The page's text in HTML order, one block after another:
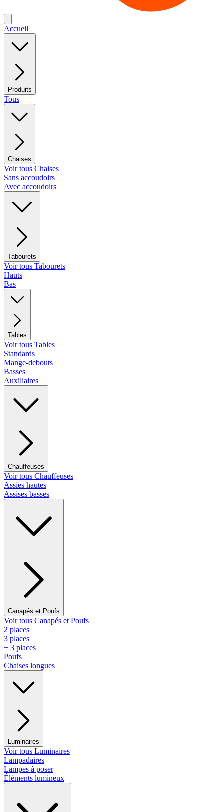
Accueil
Produits
Tous
Chaises
Voir tous Chaises
Sans accoudoirs
Avec accoudoirs
Tabourets
Voir tous Tabourets
Hauts
Bas
Tables
Voir tous Tables
Standards
Mange-debouts
Basses
Auxiliaires
Chauffeuses
Voir tous Chauffeuses
Assies hautes
Assises basses
Canapés et Poufs
Voir tous Canapés et Poufs
2 places
3 places
+ 3 places
Poufs
Chaises longues
Luminaires
Voir tous Luminaires
Lampadaires
Lampes à poser
Éléments lumineux